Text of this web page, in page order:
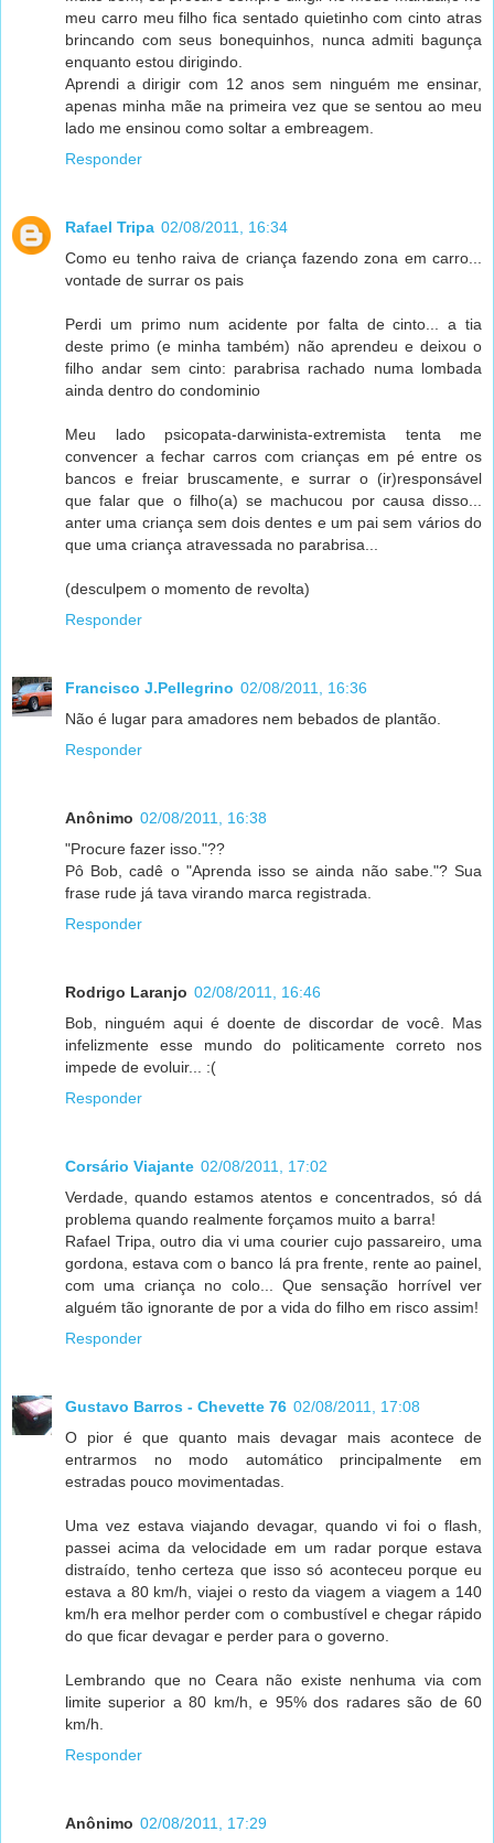
meu carro meu filho fica sentado quietinho com cinto atras
brincando com seus bonequinhos, nunca admiti bagunça
enquanto estou dirigindo.
Aprendi a dirigir com 12 anos sem ninguém me ensinar,
apenas minha mãe na primeira vez que se sentou ao meu
lado me ensinou como soltar a embreagem.
Responder
Rafael Tripa 02/08/2011, 16:34
Como eu tenho raiva de criança fazendo zona em carro...
vontade de surrar os pais
Perdi um primo num acidente por falta de cinto... a tia
deste primo (e minha também) não aprendeu e deixou o
filho andar sem cinto: parabrisa rachado numa lombada
ainda dentro do condominio
Meu lado psicopata-darwinista-extremista tenta me
convencer a fechar carros com crianças em pé entre os
bancos e freiar bruscamente, e surrar o (ir)responsável
que falar que o filho(a) se machucou por causa disso...
anter uma criança sem dois dentes e um pai sem vários do
que uma criança atravessada no parabrisa...
(desculpem o momento de revolta)
Responder
Francisco J.Pellegrino 02/08/2011, 16:36
Não é lugar para amadores nem bebados de plantão.
Responder
Anônimo 02/08/2011, 16:38
"Procure fazer isso."??
Pô Bob, cadê o "Aprenda isso se ainda não sabe."? Sua
frase rude já tava virando marca registrada.
Responder
Rodrigo Laranjo 02/08/2011, 16:46
Bob, ninguém aqui é doente de discordar de você. Mas
infelizmente esse mundo do politicamente correto nos
impede de evoluir... :(
Responder
Corsário Viajante 02/08/2011, 17:02
Verdade, quando estamos atentos e concentrados, só dá
problema quando realmente forçamos muito a barra!
Rafael Tripa, outro dia vi uma courier cujo passareiro, uma
gordona, estava com o banco lá pra frente, rente ao painel,
com uma criança no colo... Que sensação horrível ver
alguém tão ignorante de por a vida do filho em risco assim!
Responder
Gustavo Barros - Chevette 76 02/08/2011, 17:08
O pior é que quanto mais devagar mais acontece de
entrarmos no modo automático principalmente em
estradas pouco movimentadas.
Uma vez estava viajando devagar, quando vi foi o flash,
passei acima da velocidade em um radar porque estava
distraído, tenho certeza que isso só aconteceu porque eu
estava a 80 km/h, viajei o resto da viagem a viagem a 140
km/h era melhor perder com o combustível e chegar rápido
do que ficar devagar e perder para o governo.
Lembrando que no Ceara não existe nenhuma via com
limite superior a 80 km/h, e 95% dos radares são de 60
km/h.
Responder
Anônimo 02/08/2011, 17:29